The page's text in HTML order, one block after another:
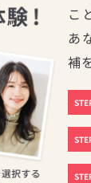
こ
あ
補